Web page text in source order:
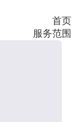
首页
服务范围